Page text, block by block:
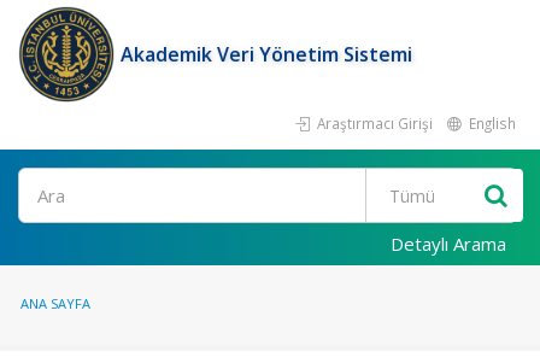
Akademik Veri Yönetim Sistemi
Araştırmacı Girişi English
Ara
Detaylı Arama
ANA SAYFA